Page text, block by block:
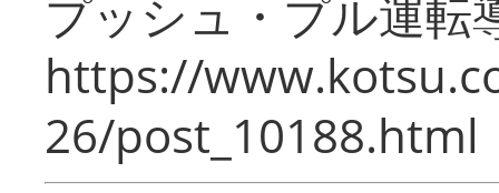
プッシュ・プル運転
https://
26/post_10188.html